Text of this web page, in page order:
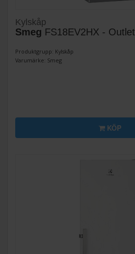
Kylskåp
Smeg FS18EV2HX - Outlet
Produktgrupp: Kylskåp
Varumärke: Smeg
KÖP